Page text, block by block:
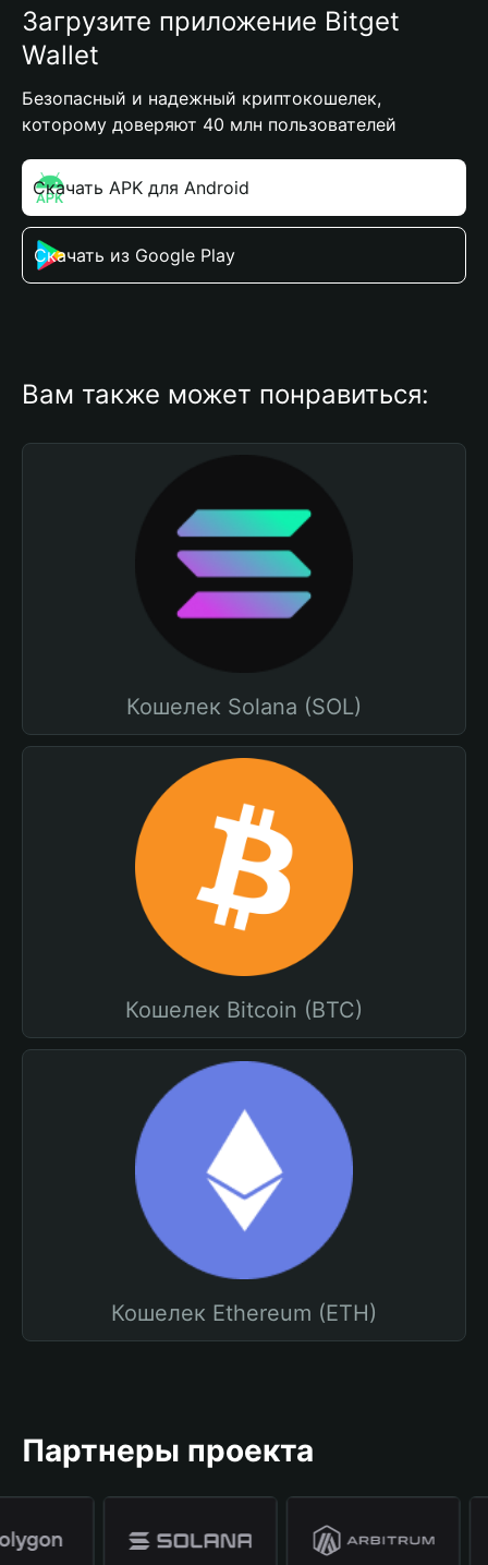
Загрузите приложение Bitget
Wallet
Безопасный и надежный криптокошелек,
которому доверяют 40 млн пользователей
Скачать APK для Android
Скачать из Google Play
Вам также может понравиться:
Кошелек Solana (SOL)
Кошелек Bitcoin (BTC)
Кошелек Ethereum (ETH)
Партнеры проекта